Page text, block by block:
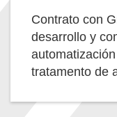
Sistemas
Kopenhagen
(Londrina –